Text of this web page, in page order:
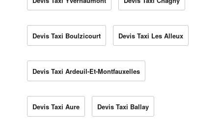
Devis Taxi Boulzicourt Devis Taxi Les Alleux
Devis Taxi Ardeuil-Et-Montfauxelles
Devis Taxi Aure Devis Taxi Ballay